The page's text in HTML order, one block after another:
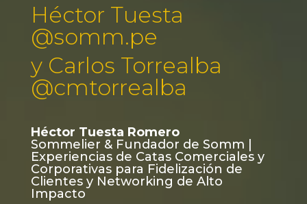
Héctor Tuesta
@somm.pe
y Carlos Torrealba
@cmtorrealba
Héctor Tuesta Romero
Sommelier & Fundador de Somm |
Experiencias de Catas Comerciales y
Corporativas para Fidelización de
Clientes y Networking de Alto
Impacto